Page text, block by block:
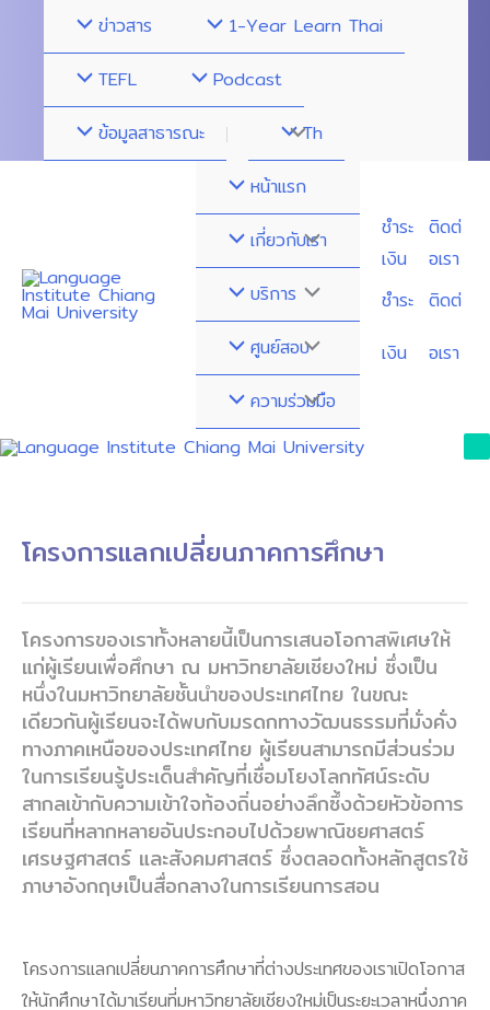
ข่าวสาร
1-Year Learn Thai
TEFL
Podcast
ข้อมูลสาธารณะ
Th
Menu
Toggle
หน้าแรก
เกี่ยวกับเรา
Menu
Toggle
บริการMenu
Toggle
ศูนย์สอบ
Menu
Toggle
ความร่วมมือ
Menu
Toggle
ชำระ
เงิน
ชำระ
เงิน
ติดต่
อเรา
ติดต่
อเรา
โครงการแลกเปลี่ยนภาคการศึกษา
โครงการของเราทั้งหลายนี้เป็นการเสนอโอกาสพิเศษให้
แก่ผู้เรียนเพื่อศึกษา ณ มหาวิทยาลัยเชียงใหม่ ซึ่งเป็น
หนึ่งในมหาวิทยาลัยชั้นนำของประเทศไทย ในขณะ
เดียวกันผู้เรียนจะได้พบกับมรดกทางวัฒนธรรมที่มั่งคั่ง
ทางภาคเหนือของประเทศไทย ผู้เรียนสามารถมีส่วนร่วม
ในการเรียนรู้ประเด็นสำคัญที่เชื่อมโยงโลกทัศน์ระดับ
สากลเข้ากับความเข้าใจท้องถิ่นอย่างลึกซึ้งด้วยหัวข้อการ
เรียนที่หลากหลายอันประกอบไปด้วยพาณิชยศาสตร์
เศรษฐศาสตร์ และสังคมศาสตร์ ซึ่งตลอดทั้งหลักสูตรใช้
ภาษาอังกฤษเป็นสื่อกลางในการเรียนการสอน
โครงการแลกเปลี่ยนภาคการศึกษาที่ต่างประเทศของเราเปิดโอกาส
ให้นักศึกษาได้มาเรียนที่มหาวิทยาลัยเชียงใหม่เป็นระยะเวลาหนึ่งภาค